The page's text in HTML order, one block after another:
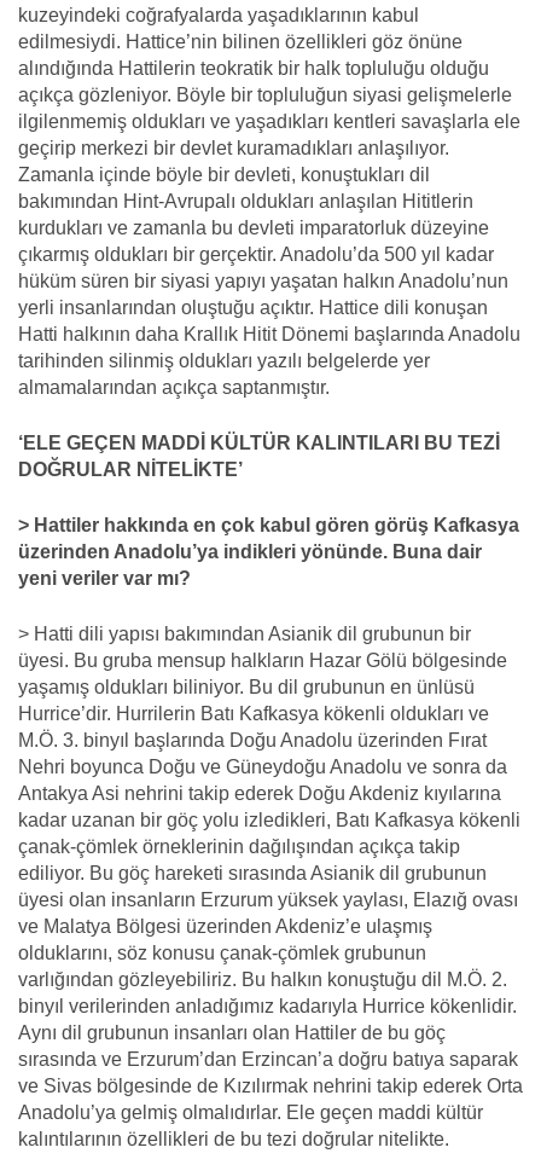
kuzeyindeki coğrafyalarda yaşadıklarının kabul
edilmesiydi. Hattice’nin bilinen özellikleri göz önüne
alındığında Hattilerin teokratik bir halk topluluğu olduğu
açıkça gözleniyor. Böyle bir topluluğun siyasi gelişmelerle
ilgilenmemiş oldukları ve yaşadıkları kentleri savaşlarla ele
geçirip merkezi bir devlet kuramadıkları anlaşılıyor.
Zamanla içinde böyle bir devleti, konuştukları dil
bakımından Hint-Avrupalı oldukları anlaşılan Hititlerin
kurdukları ve zamanla bu devleti imparatorluk düzeyine
çıkarmış oldukları bir gerçektir. Anadolu’da 500 yıl kadar
hüküm süren bir siyasi yapıyı yaşatan halkın Anadolu’nun
yerli insanlarından oluştuğu açıktır. Hattice dili konuşan
Hatti halkının daha Krallık Hitit Dönemi başlarında Anadolu
tarihinden silinmiş oldukları yazılı belgelerde yer
almamalarından açıkça saptanmıştır.
‘ELE GEÇEN MADDİ KÜLTÜR KALINTILARI BU TEZİ
DOĞRULAR NİTELİKTE’
> Hattiler hakkında en çok kabul gören görüş Kafkasya
üzerinden Anadolu’ya indikleri yönünde. Buna dair
yeni veriler var mı?
> Hatti dili yapısı bakımından Asianik dil grubunun bir
üyesi. Bu gruba mensup halkların Hazar Gölü bölgesinde
yaşamış oldukları biliniyor. Bu dil grubunun en ünlüsü
Hurrice’dir. Hurrilerin Batı Kafkasya kökenli oldukları ve
M.Ö. 3. binyıl başlarında Doğu Anadolu üzerinden Fırat
Nehri boyunca Doğu ve Güneydoğu Anadolu ve sonra da
Antakya Asi nehrini takip ederek Doğu Akdeniz kıyılarına
kadar uzanan bir göç yolu izledikleri, Batı Kafkasya kökenli
çanak-çömlek örneklerinin dağılışından açıkça takip
ediliyor. Bu göç hareketi sırasında Asianik dil grubunun
üyesi olan insanların Erzurum yüksek yaylası, Elazığ ovası
ve Malatya Bölgesi üzerinden Akdeniz’e ulaşmış
olduklarını, söz konusu çanak-çömlek grubunun
varlığından gözleyebiliriz. Bu halkın konuştuğu dil M.Ö. 2.
binyıl verilerinden anladığımız kadarıyla Hurrice kökenlidir.
Aynı dil grubunun insanları olan Hattiler de bu göç
sırasında ve Erzurum’dan Erzincan’a doğru batıya saparak
ve Sivas bölgesinde de Kızılırmak nehrini takip ederek Orta
Anadolu’ya gelmiş olmalıdırlar. Ele geçen maddi kültür
kalıntılarının özellikleri de bu tezi doğrular nitelikte.